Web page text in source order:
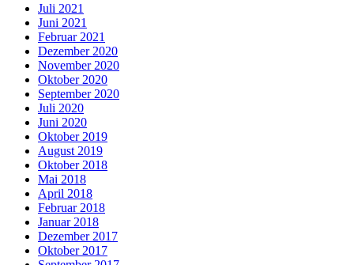
Juli 2021
Juni 2021
Februar 2021
Dezember 2020
November 2020
Oktober 2020
September 2020
Juli 2020
Juni 2020
Oktober 2019
August 2019
Oktober 2018
Mai 2018
April 2018
Februar 2018
Januar 2018
Dezember 2017
Oktober 2017